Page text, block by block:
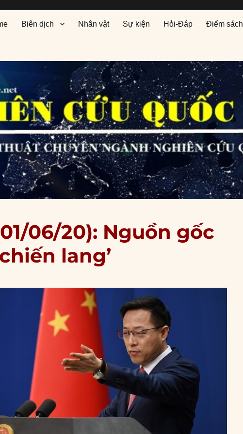
Biên dịch Nhân vật Sự kiện Hỏi-Đáp Điểm sách
06/20): Nguồn gốc
lang’